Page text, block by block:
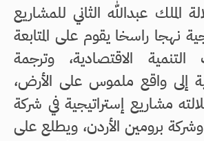
الملك عبدالله الثاني للمشاريع
نهجا راسخا يقوم على المتابعة
التنمية الاقتصادية، وترجمة
إلى واقع ملموس على الأرض،
مشاريع إستراتيجية في شركة
وشركة برومين الأردن، ويطلع على